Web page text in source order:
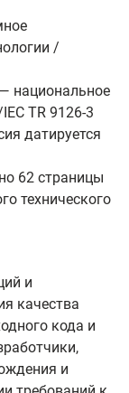
/
национальное
TR 9126-3
датируется
62 страницы
технического
и
качества
кода и
и